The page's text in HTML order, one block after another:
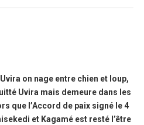
on nage entre chien et loup,
Uvira mais demeure dans les
que l’Accord de paix signé le 4
et Kagamé est resté l’être